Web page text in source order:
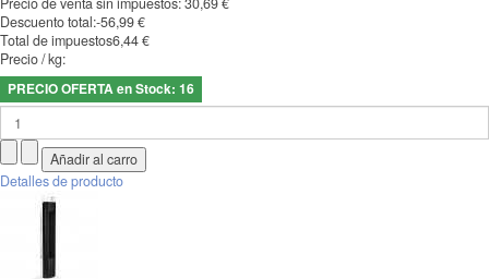
Descuento total:-56,99 €
Total de impuestos6,44 €
Precio / kg:
PRECIO OFERTA en Stock: 16
Detalles de producto